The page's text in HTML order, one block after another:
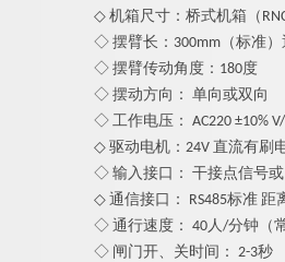
◇ 机箱尺寸：桥式机箱（
◇ 摆臂长： 300mm（标准）
◇ 摆臂传动角度：180度
◇ 摆动方向： 单向或双向
◇ 工作电压： AC220 ±10% V/
◇ 驱动电机：24V 直流有刷
◇ 输入接口： 干接点信号或
◇ 通信接口： RS485标准 距
◇ 通行速度： 40人/分钟（
◇ 闸门开、关时间： 2-3秒